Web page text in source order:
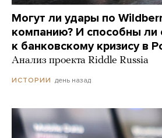
Могут ли удары по
компанию? И способны ли
к банковскому кризису в
Анализ проекта Riddle Russia
ИСТОРИИ день назад